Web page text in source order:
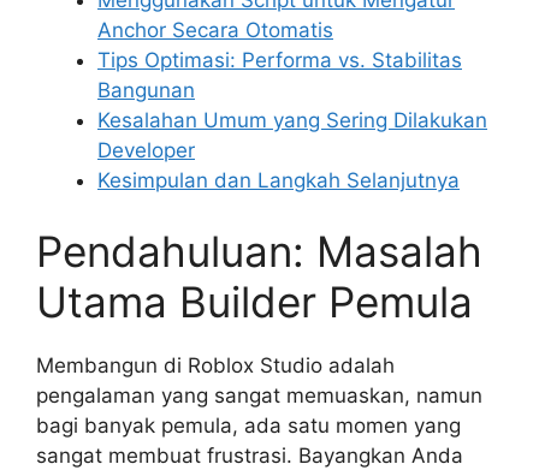
Anchor Secara Otomatis
Tips Optimasi: Performa vs. Stabilitas
Bangunan
Kesalahan Umum yang Sering Dilakukan
Developer
Kesimpulan dan Langkah Selanjutnya
Pendahuluan: Masalah
Utama Builder Pemula
Membangun di Roblox Studio adalah
pengalaman yang sangat memuaskan, namun
bagi banyak pemula, ada satu momen yang
sangat membuat frustrasi. Bayangkan Anda